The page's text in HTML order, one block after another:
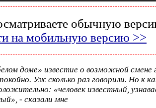
обычную
на мобильную версию >>
доме» известие о возможной смене
Уж сколько раз говорили. Но к
«человек известный,
- сказали мне